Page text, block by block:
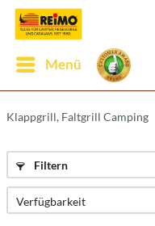
Menü
Klappgrill, Faltgrill Camping
Filtern